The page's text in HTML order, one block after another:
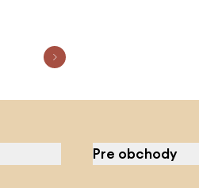
Pre obchody